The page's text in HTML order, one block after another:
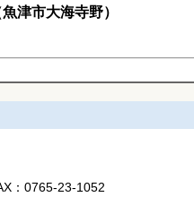
津市大海寺野）
： 0765-23-1052